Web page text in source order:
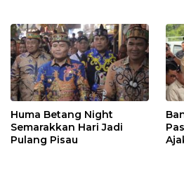
Huma Betang Night
Semarakkan Hari Jadi
Pulang Pisau